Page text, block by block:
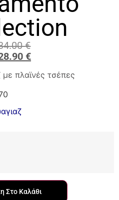
€
€
πλαϊνές τσέπες
Στο Καλάθι